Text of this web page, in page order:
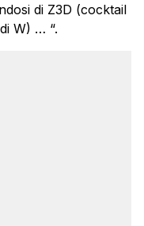
di Z3D (cocktail
W) … “.